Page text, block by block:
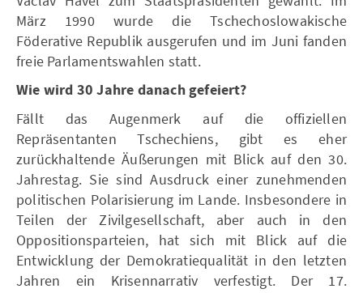
März 1990 wurde die Tschechoslowakische
Föderative Republik ausgerufen und im Juni fanden
freie Parlamentswahlen statt.
Wie wird 30 Jahre danach gefeiert?
Fällt das Augenmerk auf die offiziellen
Repräsentanten Tschechiens, gibt es eher
zurückhaltende Äußerungen mit Blick auf den 30.
Jahrestag. Sie sind Ausdruck einer zunehmenden
politischen Polarisierung im Lande. Insbesondere in
Teilen der Zivilgesellschaft, aber auch in den
Oppositionsparteien, hat sich mit Blick auf die
Entwicklung der Demokratiequalität in den letzten
Jahren ein Krisennarrativ verfestigt. Der 17.